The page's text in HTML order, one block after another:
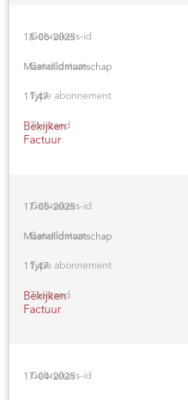
18-06-2025
Maandlidmaatschap
11,47
Bekijken
Factuur
17-05-2025
Maandlidmaatschap
11,47
Bekijken
Factuur
17-04-2025